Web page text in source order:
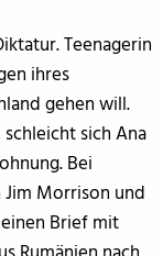
Teenagerin
ihres
gehen will.
sich Ana
Bei
Morrison und
Brief mit